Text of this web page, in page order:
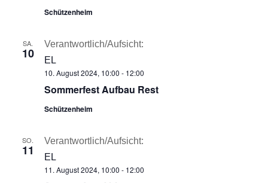
Schützenheim
SA.
10
10. August 2024, 10:00 - 12:00
Sommerfest Aufbau Rest
Schützenheim
Verantwortlich/Aufsicht:
EL
SO.
11
11. August 2024, 10:00 - 12:00
Verantwortlich/Aufsicht:
EL